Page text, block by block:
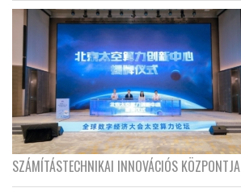
SZÁMÍTÁSTECHNIKAI INNOVÁCIÓS KÖZPONTJA